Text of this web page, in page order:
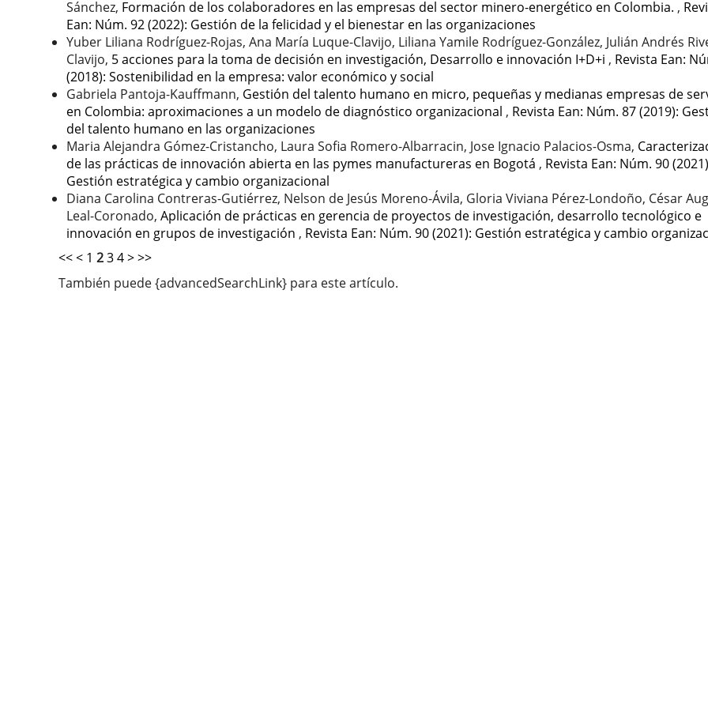
Sánchez, Formación de los colaboradores en las empresas del sector minero-energético en Colombia. ,
Ean: Núm. 92 (2022): Gestión de la felicidad y el bienestar en las organizaciones
Yuber Liliana Rodríguez-Rojas, Ana María Luque-Clavijo, Liliana Yamile Rodríguez-González, Julián Andrés
Clavijo, 5 acciones para la toma de decisión en investigación, Desarrollo e innovación I+D+i , Revista Ean:
(2018): Sostenibilidad en la empresa: valor económico y social
Gabriela Pantoja-Kauffmann, Gestión del talento humano en micro, pequeñas y medianas empresas de
en Colombia: aproximaciones a un modelo de diagnóstico organizacional , Revista Ean: Núm. 87 (2019):
del talento humano en las organizaciones
Maria Alejandra Gómez-Cristancho, Laura Sofia Romero-Albarracin, Jose Ignacio Palacios-Osma,
de las prácticas de innovación abierta en las pymes manufactureras en Bogotá , Revista Ean: Núm. 90
Gestión estratégica y cambio organizacional
Diana Carolina Contreras-Gutiérrez, Nelson de Jesús Moreno-Ávila, Gloria Viviana Pérez-Londoño, César
Leal-Coronado, Aplicación de prácticas en gerencia de proyectos de investigación, desarrollo tecnológico e
innovación en grupos de investigación , Revista Ean: Núm. 90 (2021): Gestión estratégica y cambio
<<< 1 234>>>
También puede {advancedSearchLink} para este artículo.